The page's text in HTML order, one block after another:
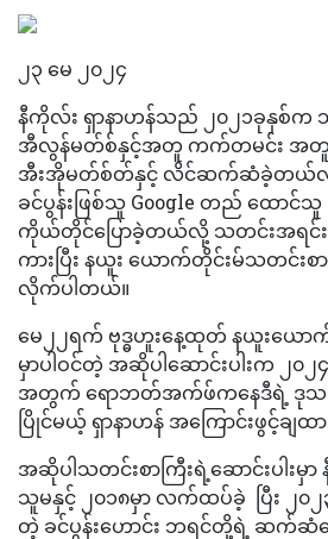
၂၃ မေ ၂၀၂၄
နီကိုလ်း ရှာနာဟန်သည် ၂၀၂၁ခုနှစ်က
အီလွန်မတ်စ်နှင့်အတူ ကက်တမင်း အတူတူ
အီးအိုမတ်စ်တ်နှင့် လိင်ဆက်ဆံခဲ့တယ်
ခင်ပွန်းဖြစ်သူ Google တည် ထောင်
ကိုယ်တိုင်ပြောခဲ့တယ်လို့ သတင်းအရင်းအ
ကားပြီး နယူး ယောက်တိုင်းမ်သတင်းစာ
လိုက်ပါတယ်။
မေ၂၂ရက် ဗုဒ္ဓဟူးနေ့ထုတ် နယူးယော
မှာပါဝင်တဲ့ အဆိုပါဆောင်းပါးက ၂၀
အတွက် ရောဘတ်အက်ဖ်ကနေဒီရဲ့ ဒုသမ္
ပြိုင်မယ့် ရှာနာဟန် အကြောင်းဖွင့်ချထ
အဆိုပါသတင်းစာကြီးရဲ့ဆောင်းပါးမှ
သူမနှင့် ၂၀၁၈မှာ လက်ထပ်ခဲ့ ပြီး ၂၀
တဲ့ ခင်ပွန်းဟောင်း ဘရင်တို့ရဲ့ ဆက်ဆံ